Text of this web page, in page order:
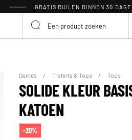
GRATIS RUILEN BINNEN 30
Dames T-shirts & Tops Tops
SOLIDE KLEUR
KATOEN
-20%